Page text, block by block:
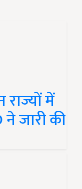
में
ने जारी की